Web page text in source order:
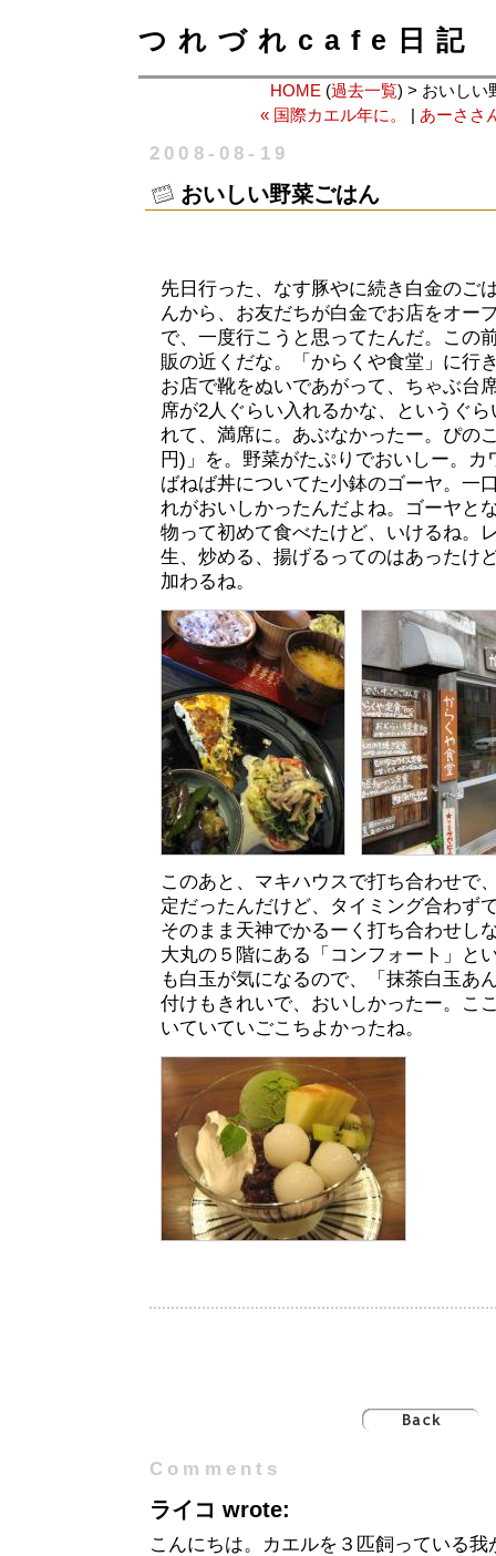
つれづれcafe日記
HOME (過去一覧) > おいしい
« 国際カエル年に。
あーささ
2008-08-19
おいしい野菜ごはん
先日行った、なす豚やに続き白金のご
んから、お友だちが白金でお店をオー
で、一度行こうと思ってたんだ。この
販の近くだな。「からくや食堂」に行
お店で靴をぬいであがって、ちゃぶ台
席が2人ぐらい入れるかな、というぐ
れて、満席に。あぶなかったー。ぴの
円)」を。野菜がたぷりでおいしー。
ばねば丼についてた小鉢のゴーヤ。一
れがおいしかったんだよね。ゴーヤと
物って初めて食べたけど、いけるね。
生、炒める、揚げるってのはあったけ
加わるね。
このあと、マキハウスで打ち合わせで
定だったんだけど、タイミング合わず
そのまま天神でかるーく打ち合わせし
大丸の５階にある「コンフォート」と
も白玉が気になるので、「抹茶白玉あ
付けもきれいで、おいしかったー。こ
いていていごこちよかったね。
Comments
ライコ wrote:
こんにちは。カエルを３匹飼っている